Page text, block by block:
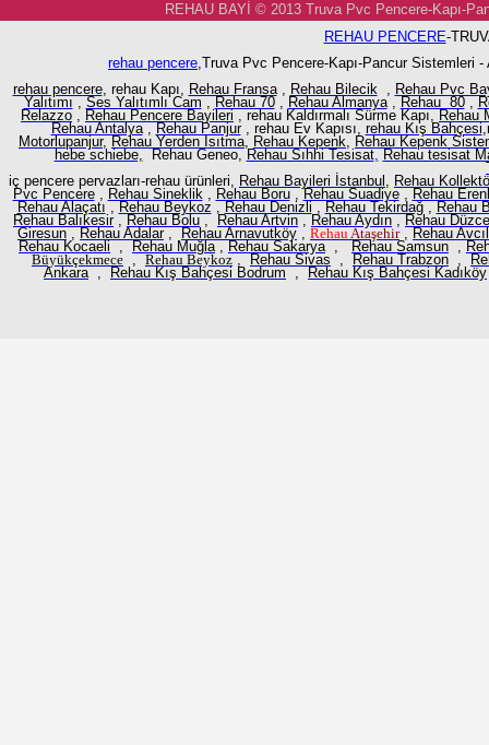
REHAU BAYİ © 2013 Truva Pvc Pencere-
REHAU PENCERE-
rehau pencere,Truva Pvc Pencere-Kapı-Pancur Sistemleri
rehau pencere, rehau Kapı, Rehau Fransa, Rehau Bilecik, Rehau Pvc
Yalıtımı , Ses Yalıtımlı Cam , Rehau 70, Rehau Almanya, Rehau 80,
Relazzo , Rehau Pencere Bayileri , rehau Kaldırmalı Sürme Kapı, Rehau
Rehau Antalya, Rehau Panjur, rehau Ev Kapısı, rehau Kış Bahçesi
Motorlupanjur, Rehau Yerden Isıtma, Rehau Kepenk, Rehau Kepenk
hebe schiebe,
Rehau Geneo, Rehau Sıhhi Tesisat, Rehau tesisat
iç pencere pervazları-rehau ürünleri, Rehau Bayileri İstanbul , Rehau
Pvc Pencere, Rehau Sineklik, Rehau Boru,Rehau Suadiye, Rehau
Rehau Alaçatı , Rehau Beykoz , Rehau Denizli , Rehau Tekirdağ, Rehau
Rehau Balıkesir, Rehau Bolu , Rehau Artvin , Rehau Aydın , Rehau Düzce
Giresun , Rehau Adalar, Rehau Arnavutköy , Rehau Ataşehir, Rehau
Rehau Kocaeli , Rehau Muğla, Rehau Sakarya , Rehau Samsun ,
Büyükçekmece , Rehau Beykoz , Rehau Sivas , Rehau Trabzon ,
Ankara, Rehau Kış Bahçesi Bodrum , Rehau Kış Bahçesi Kadıköy